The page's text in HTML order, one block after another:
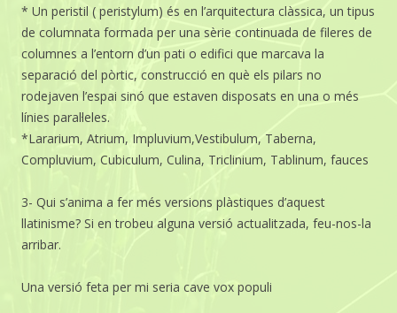
* Un peristil ( peristylum) és en l’arquitectura clàssica, un tipus
de columnata formada per una sèrie continuada de fileres de
columnes a l’entorn d’un pati o edifici que marcava la
separació del pòrtic, construcció en què els pilars no
rodejaven l’espai sinó que estaven disposats en una o més
línies paral·leles.
*Lararium, Atrium, Impluvium,Vestibulum, Taberna,
Compluvium, Cubiculum, Culina, Triclinium, Tablinum, fauces
3- Qui s’anima a fer més versions plàstiques d’aquest
llatinisme? Si en trobeu alguna versió actualitzada, feu-nos-la
arribar.
Una versió feta per mi seria cave vox populi